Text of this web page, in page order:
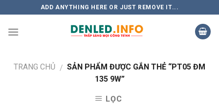
to
content
ADD ANYTHING HERE OR JUST REMOVE IT...
TRANG CHỦ / SẢN PHẨM ĐƯỢC GẮN THẺ “PT05 ĐM
135 9W”
LỌC